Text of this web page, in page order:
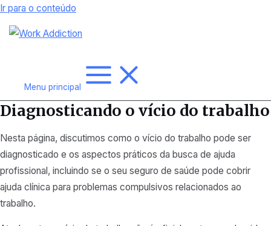
Ir para o conteúdo
Menu principal
Diagnosticando o vício do trabalho
Nesta página, discutimos como o vício do trabalho pode ser
diagnosticado e os aspectos práticos da busca de ajuda
profissional, incluindo se o seu seguro de saúde pode cobrir
ajuda clínica para problemas compulsivos relacionados ao
trabalho.